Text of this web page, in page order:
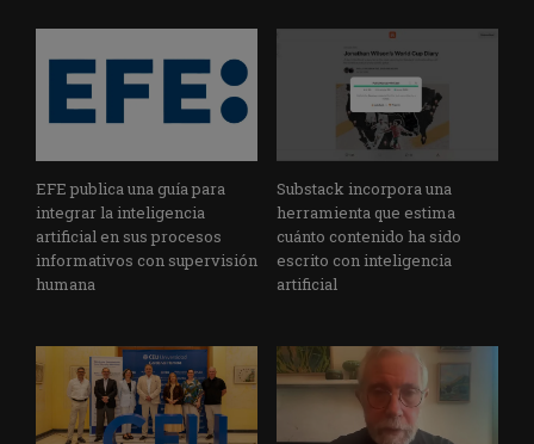
EFE publica una guía para
integrar la inteligencia
artificial en sus procesos
informativos con supervisión
humana
Substack incorpora una
herramienta que estima
cuánto contenido ha sido
escrito con inteligencia
artificial